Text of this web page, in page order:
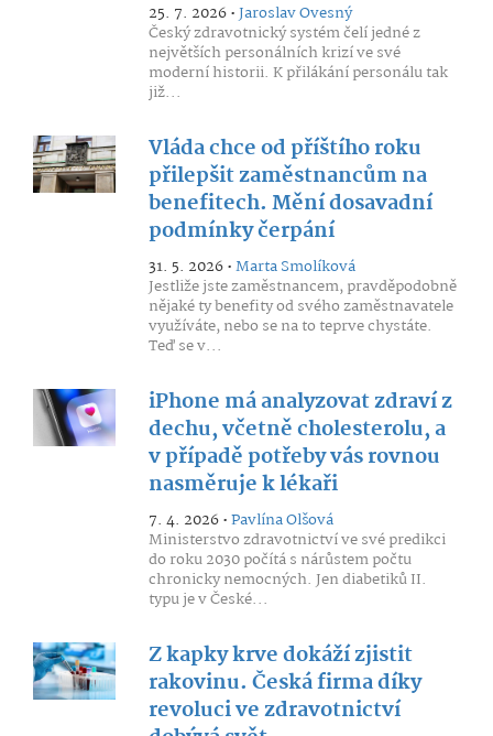
25. 7. 2026 •Jaroslav Ovesný
Český zdravotnický systém čelí jedné z
největších personálních krizí ve své
moderní historii. K přilákání personálu tak
již...
Vláda chce od příštího roku
přilepšit zaměstnancům na
benefitech. Mění dosavadní
podmínky čerpání
31. 5. 2026 •Marta Smolíková
Jestliže jste zaměstnancem, pravděpodobně
nějaké ty benefity od svého zaměstnavatele
využíváte, nebo se na to teprve chystáte.
Teď se v...
iPhone má analyzovat zdraví z
dechu, včetně cholesterolu, a
v případě potřeby vás rovnou
nasměruje k lékaři
7. 4. 2026 •Pavlína Olšová
Ministerstvo zdravotnictví ve své predikci
do roku 2030 počítá s nárůstem počtu
chronicky nemocných. Jen diabetiků II.
typu je v České...
Z kapky krve dokáží zjistit
rakovinu. Česká firma díky
revoluci ve zdravotnictví